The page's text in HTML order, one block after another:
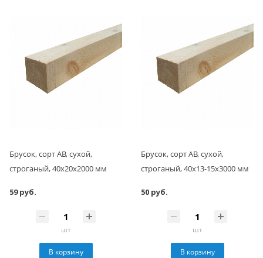
Брусок, сорт АВ, сухой,
строганый, 40x20x2000 мм
59 руб.
шт
В корзину
Брусок, сорт АВ, сухой,
строганый, 40x13-15x3000 мм
50 руб.
шт
В корзину